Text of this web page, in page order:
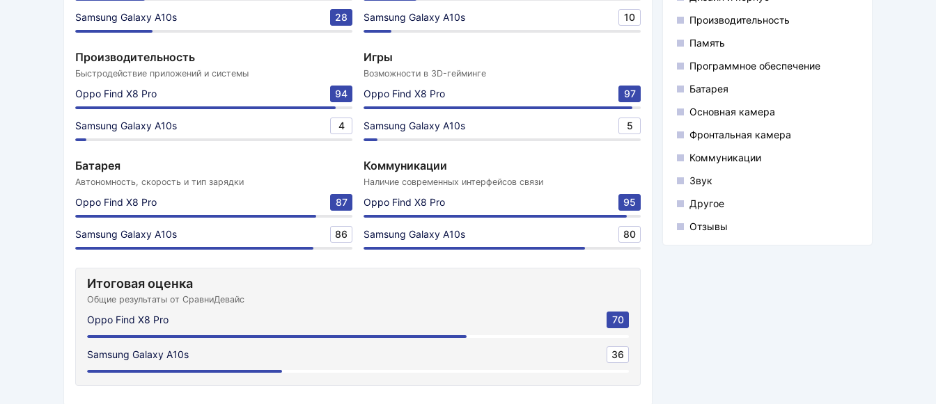
Samsung Galaxy A10s 28 Samsung Galaxy A10s 10
Производительность
Быстродействие приложений и системы
Oppo Find X8 Pro 94
Samsung Galaxy A10s 4
Игры
Возможности в 3D-гейминге
Oppo Find X8 Pro 97
Samsung Galaxy A10s 5
Батарея
Автономность, скорость и тип зарядки
Oppo Find X8 Pro 87
Samsung Galaxy A10s 86
Коммуникации
Наличие современных интерфейсов связи
Oppo Find X8 Pro 95
Samsung Galaxy A10s 80
Итоговая оценка
Общие результаты от СравниДевайс
Oppo Find X8 Pro 70
Samsung Galaxy A10s 36
Производительность
Память
Программное обеспечение
Батарея
Основная камера
Фронтальная камера
Коммуникации
Звук
Другое
Отзывы